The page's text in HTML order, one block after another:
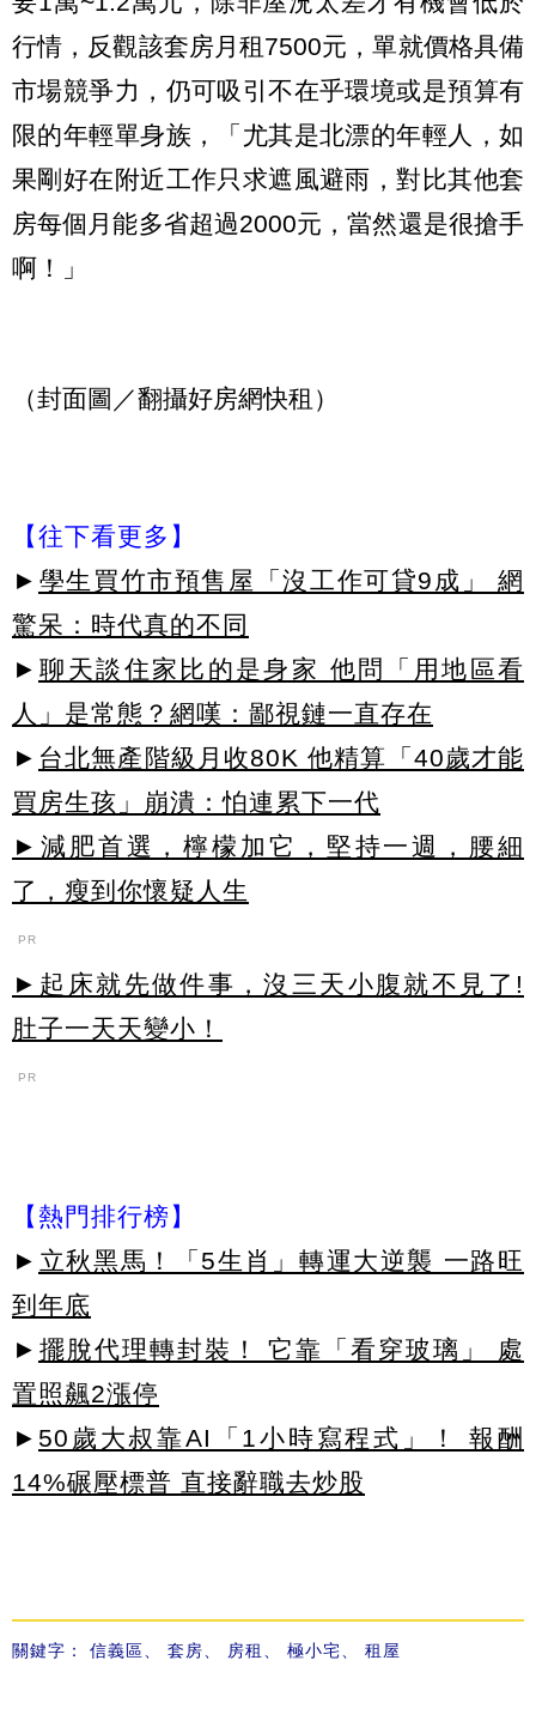
行情，反觀該套房月租7500元，單就價格具備
市場競爭力，仍可吸引不在乎環境或是預算有
限的年輕單身族，「尤其是北漂的年輕人，如
果剛好在附近工作只求遮風避雨，對比其他套
房每個月能多省超過2000元，當然還是很搶手
啊！」
（封面圖／翻攝好房網快租）
【往下看更多】
► 學生買竹市預售屋「沒工作可貸9成」 網
驚呆：時代真的不同
► 聊天談住家比的是身家 他問「用地區看
人」是常態？網嘆：鄙視鏈一直存在
► 台北無產階級月收80K 他精算「40歲才能
買房生孩」崩潰：怕連累下一代
►減肥首選，檸檬加它，堅持一週，腰細
了，瘦到你懷疑人生
PR
►起床就先做件事，沒三天小腹就不見了!
肚子一天天變小！
PR
【熱門排行榜】
► 立秋黑馬！「5生肖」轉運大逆襲 一路旺
到年底
► 擺脫代理轉封裝！ 它靠「看穿玻璃」 處
置照飆2漲停
► 50歲大叔靠AI「1小時寫程式」！ 報酬
14%碾壓標普 直接辭職去炒股
關鍵字： 信義區 套房 房租 極小宅 租屋